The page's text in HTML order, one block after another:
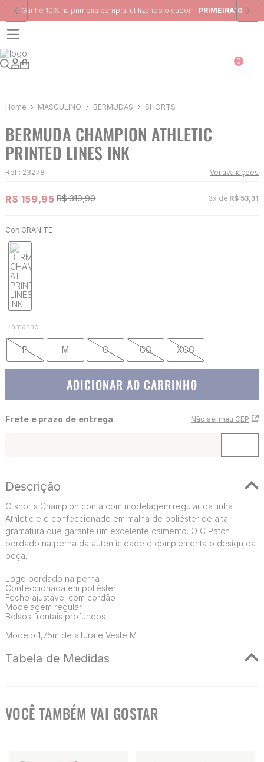
Frete Grátispara região Sudeste em pedidos acima de R$ 399,00
0
MASCULINO BERMUDAS SHORTS
BERMUDA CHAMPION ATHLETIC
PRINTED LINES INK
Ref:: 23278 Ver avaliações
R$ 159,95 R$ 319,90 3x de R$ 53 ,31
Cor: GRANITE
Tamanho
P M G GG XGG
ADICIONAR AO CARRINHO
Frete e prazo de entrega Não sei meu CEP
Descrição
O shorts Champion conta com modelagem regular da linha
Athletic e é confeccionado em malha de poliéster de alta
gramatura que garante um excelente caimento. O C Patch
bordado na perna da autenticidade e complementa o design da
peça.
Logo bordado na perna
Confeccionada em poliéster
Fecho ajustável com cordão
Modelagem regular
Bolsos frontais profundos
Modelo 1,75m de altura e Veste M
Tabela de Medidas
VOCÊ TAMBÉM VAI GOSTAR